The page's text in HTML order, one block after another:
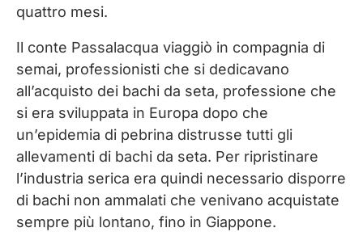
quattro mesi.
Il conte Passalacqua viaggiò in compagnia di
semai, professionisti che si dedicavano
all’acquisto dei bachi da seta, professione che
si era sviluppata in Europa dopo che
un’epidemia di pebrina distrusse tutti gli
allevamenti di bachi da seta. Per ripristinare
l’industria serica era quindi necessario disporre
di bachi non ammalati che venivano acquistate
sempre più lontano, fino in Giappone.